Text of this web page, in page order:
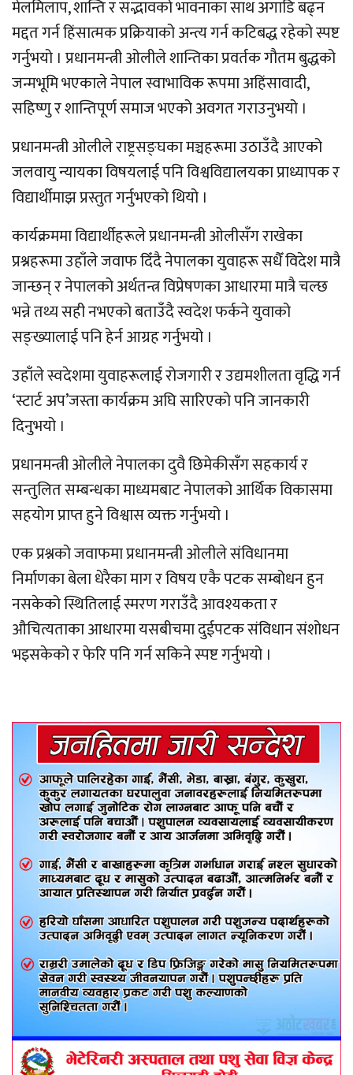
मेलमिलाप, शान्ति र सद्भावको भावनाका साथ अगाडि बढ्न
मद्दत गर्न हिंसात्मक प्रक्रियाको अन्त्य गर्न कटिबद्ध रहेको स्पष्ट
गर्नुभयो । प्रधानमन्त्री ओलीले शान्तिका प्रवर्तक गौतम बुद्धको
जन्मभूमि भएकाले नेपाल स्वाभाविक रूपमा अहिंसावादी,
सहिष्णु र शान्तिपूर्ण समाज भएको अवगत गराउनुभयो ।
प्रधानमन्त्री ओलीले राष्ट्रसङ्घका मञ्चहरूमा उठाउँदै आएको
जलवायु न्यायका विषयलाई पनि विश्वविद्यालयका प्राध्यापक र
विद्यार्थीमाझ प्रस्तुत गर्नुभएको थियो ।
कार्यक्रममा विद्यार्थीहरूले प्रधानमन्त्री ओलीसँग राखेका
प्रश्नहरूमा उहाँले जवाफ दिँदै नेपालका युवाहरू सधैँ विदेश मात्रै
जान्छन् र नेपालको अर्थतन्त्र विप्रेषणका आधारमा मात्रै चल्छ
भन्ने तथ्य सही नभएको बताउँदै स्वदेश फर्कने युवाको
सङ्ख्यालाई पनि हेर्न आग्रह गर्नुभयो ।
उहाँले स्वदेशमा युवाहरूलाई रोजगारी र उद्यमशीलता वृद्धि गर्न
‘स्टार्ट अप’जस्ता कार्यक्रम अघि सारिएको पनि जानकारी
दिनुभयो ।
प्रधानमन्त्री ओलीले नेपालका दुवै छिमेकीसँग सहकार्य र
सन्तुलित सम्बन्धका माध्यमबाट नेपालको आर्थिक विकासमा
सहयोग प्राप्त हुने विश्वास व्यक्त गर्नुभयो ।
एक प्रश्नको जवाफमा प्रधानमन्त्री ओलीले संविधानमा
निर्माणका बेला धेरैका माग र विषय एकै पटक सम्बोधन हुन
नसकेको स्थितिलाई स्मरण गराउँदै आवश्यकता र
औचित्यताका आधारमा यसबीचमा दुईपटक संविधान संशोधन
भइसकेको र फेरि पनि गर्न सकिने स्पष्ट गर्नुभयो ।